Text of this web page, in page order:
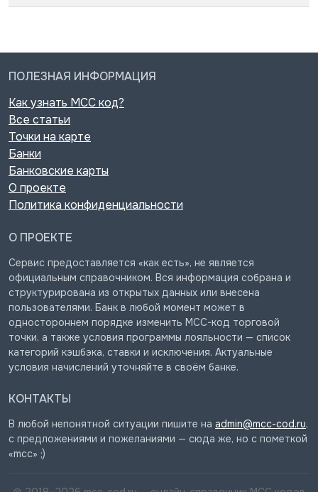
ПОЛЕЗНАЯ ИНФОРМАЦИЯ
Как узнать MCC код?
Все статьи
Точки на карте
Банки
Банковские карты
О проекте
Политика конфиденциальности
О ПРОЕКТЕ
Сервис предоставляется «как есть», не является
официальным справочником. Вся информация собрана и
структурирована из открытых данных или внесена
пользователями. Банк в любой момент может в
одностороннем порядке изменить MCC-код торговой
точки, а также условия программы лояльности — список
категорий кэшбэка, ставки и исключения. Актуальные
условия начислений уточняйте в своём банке.
КОНТАКТЫ
В любой непонятной ситуации пишите на admin@mcc-cod.ru,
с предложениями и пожеланиями — сюда же, но с пометкой
«mcc» ;)